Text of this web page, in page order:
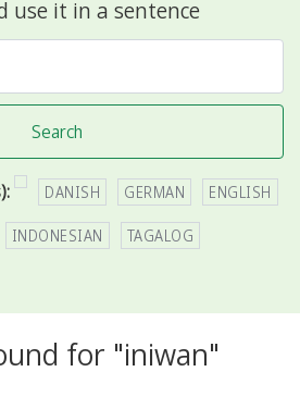
use it in a sentence
Search
DANISH GERMAN ENGLISH
INDONESIAN TAGALOG
for "iniwan"